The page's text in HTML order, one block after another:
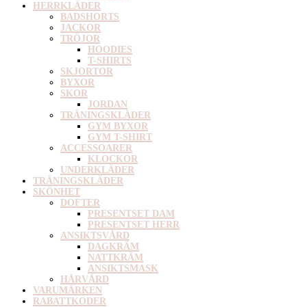
HERRKLÄDER
BADSHORTS
JACKOR
TRÖJOR
HOODIES
T-SHIRTS
SKJORTOR
BYXOR
SKOR
JORDAN
TRÄNINGSKLÄDER
GYM BYXOR
GYM T-SHIRT
ACCESSOARER
KLOCKOR
UNDERKLÄDER
TRÄNINGSKLÄDER
SKÖNHET
DOFTER
PRESENTSET DAM
PRESENTSET HERR
ANSIKTSVÅRD
DAGKRÄM
NATTKRÄM
ANSIKTSMASK
HÅRVÅRD
VARUMÄRKEN
RABATTKODER